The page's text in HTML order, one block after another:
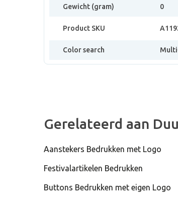
Gewicht (gram) 0
Product SKU
Color search
Gerelateerd aan
Aanstekers Bedrukken met Logo
Festivalartikelen Bedrukken
Buttons Bedrukken met eigen Logo